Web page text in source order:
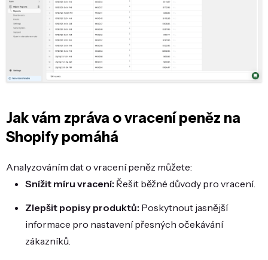
Jak vám zpráva o vracení peněz na
Shopify pomáhá
Analyzováním dat o vracení peněz můžete:
Snížit míru vracení: Řešit běžné důvody pro vracení.
Zlepšit popisy produktů: Poskytnout jasnější
informace pro nastavení přesných očekávání
zákazníků.